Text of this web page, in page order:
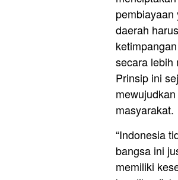
daerah
secara lebih
Prinsip ini
masyarakat.
“Indonesia
bangsa ini
memiliki